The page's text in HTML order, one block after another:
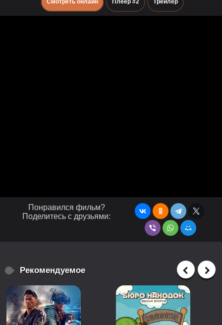
Смотреть онлайн Плеер #2 Трейлер
Понравился фильм?
Поделитесь с друзьями:
Рекомендуемое